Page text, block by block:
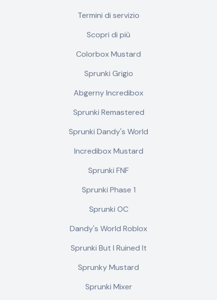
Termini di servizio
Scopri di più
Colorbox Mustard
Sprunki Grigio
Abgerny Incredibox
Sprunki Remastered
Sprunki Dandy's World
Incredibox Mustard
Sprunki FNF
Sprunki Phase 1
Sprunki OC
Dandy's World Roblox
Sprunki But I Ruined It
Sprunky Mustard
Sprunki Mixer